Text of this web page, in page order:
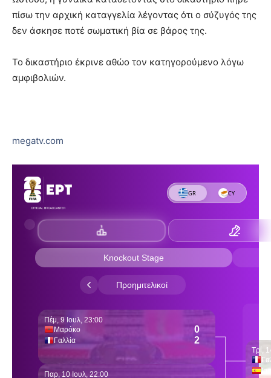
πίσω την αρχική καταγγελία λέγοντας ότι ο σύζυγός της
δεν άσκησε ποτέ σωματική βία σε βάρος της.
Το δικαστήριο έκρινε αθώο τον κατηγορούμενο λόγω
αμφιβολιών.
megatv.com